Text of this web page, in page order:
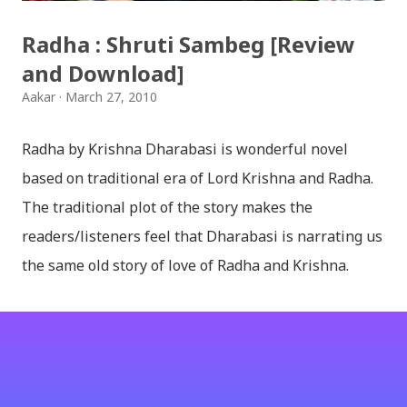
मरेपनि मेरो देश बाँचिराखोस / ma marepan...
Radha : Shruti Sambeg [Review
and Download]
Aakar March 27, 2010
Radha by Krishna Dharabasi is wonderful novel
based on traditional era of Lord Krishna and Radha.
The traditional plot of the story makes the
readers/listeners feel that Dharabasi is narrating us
the same old story of love of Radha and Krishna.